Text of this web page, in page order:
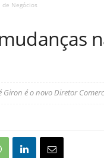
de Negócios
é o novo Diretor